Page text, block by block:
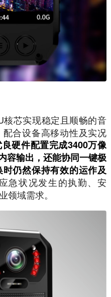
芯实现稳定且顺畅的音
合设备高移动性及实况
硬件配置完成3400万像
容输出，还能协同一键极
仍然保持有效的运作及
急状况发生的执勤、安
领域需求。